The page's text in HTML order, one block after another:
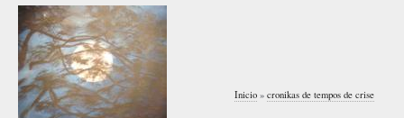
Inicio » cronikas de tempos de crise